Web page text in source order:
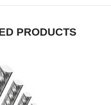
PRODUCTS